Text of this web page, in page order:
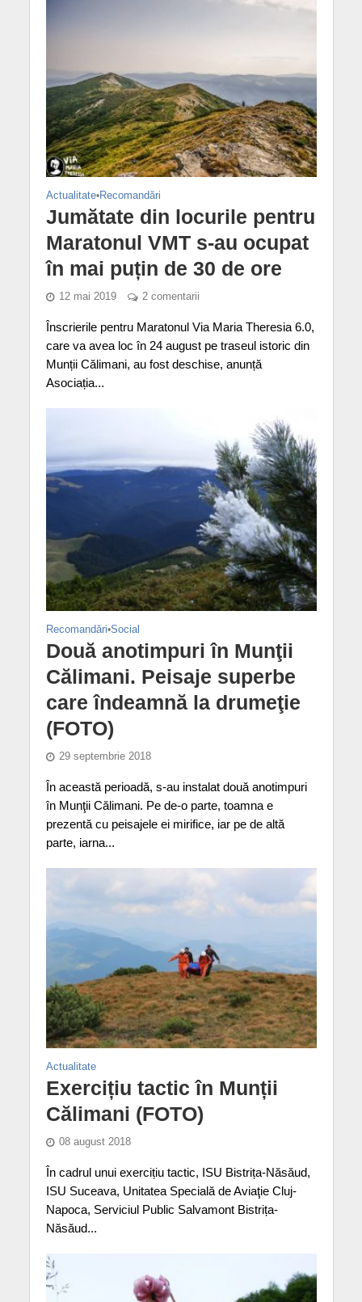
Actualitate•Recomandări
Jumătate din locurile pentru
Maratonul VMT s-au ocupat
în mai puțin de 30 de ore
12 mai 2019 2 comentarii
Înscrierile pentru Maratonul Via Maria Theresia 6.0,
care va avea loc în 24 august pe traseul istoric din
Munții Călimani, au fost deschise, anunță
Asociația...
Recomandări•Social
Două anotimpuri în Munţii
Călimani. Peisaje superbe
care îndeamnă la drumeţie
(FOTO)
29 septembrie 2018
În această perioadă, s-au instalat două anotimpuri
în Munţii Călimani. Pe de-o parte, toamna e
prezentă cu peisajele ei mirifice, iar pe de altă
parte, iarna...
Actualitate
Exercițiu tactic în Munții
Călimani (FOTO)
08 august 2018
În cadrul unui exercițiu tactic, ISU Bistrița-Năsăud,
ISU Suceava, Unitatea Specială de Aviaţie Cluj-
Napoca, Serviciul Public Salvamont Bistrița-
Năsăud...